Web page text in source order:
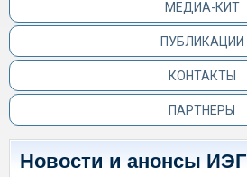
МЕДИА-КИТ
ПУБЛИКАЦИИ
КОНТАКТЫ
ПАРТНЕРЫ
Новости и анонсы ИЭГ